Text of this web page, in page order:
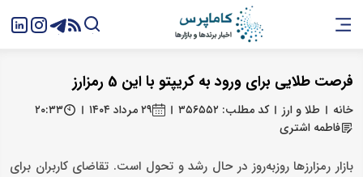
فرصت طلایی برای ورود به کریپتو با این 5 رمزارز
خانه طلا و ارز کد مطلب: ۳۵۶۵۵۲ ۲۹ مرداد ۱۴۰۴
۲۰:۳۳
فاطمه اشتری
بازار رمزارزها روزبه‌روز در حال رشد و تحول است. تقاضای کاربران برای